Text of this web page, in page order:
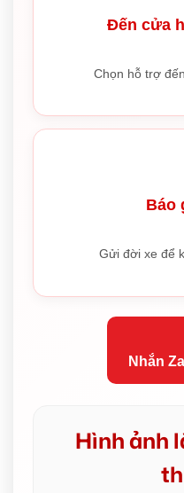
Đến cửa
Chọn hỗ trợ
Báo
Gửi đời xe để
Nhắn
Hình ảnh